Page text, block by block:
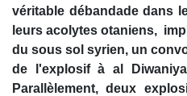
véritable débandade dans
leurs acolytes otaniens,
du sous sol syrien, un
de l'explosif à al
Parallèlement, deux